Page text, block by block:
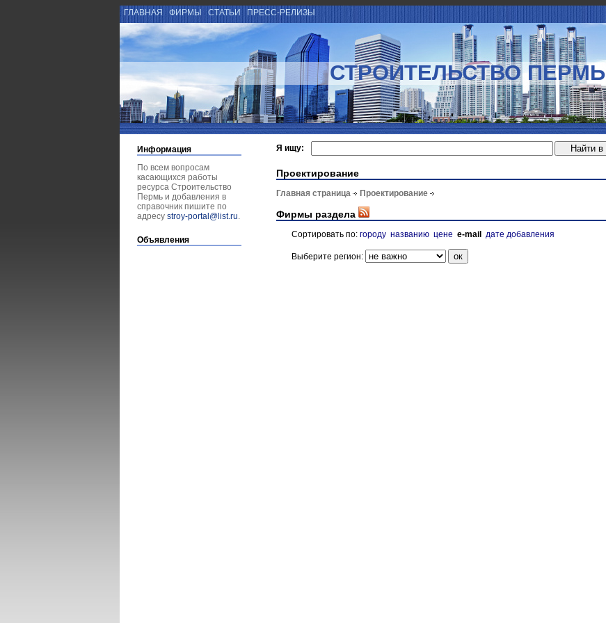
ГЛАВНАЯ ФИРМЫ СТАТЬИ ПРЕСС-РЕЛИЗЫ
СТРОИТЕЛЬСТВО ПЕРМЬ
Информация
По всем вопросам
касающихся работы
ресурса Строительство
Пермь и добавления в
справочник пишите по
адресу stroy-portal@list.ru.
Объявления
Я ищу:
Проектирование
Главная страница Проектирование
Фирмы раздела
Сортировать по: городу названию цене e-mail дате добавления
Выберите регион: